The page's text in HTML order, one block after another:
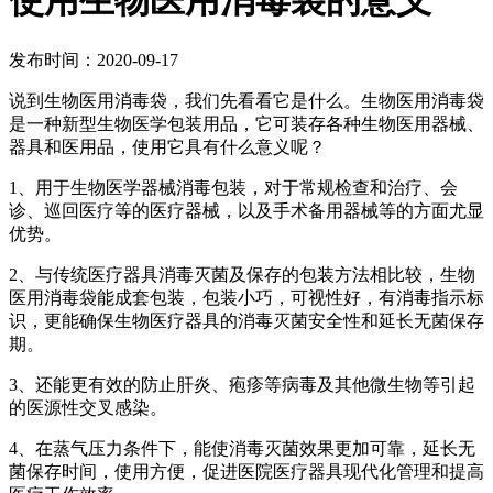
发布时间：2020-09-17
说到生物医用消毒袋，我们先看看它是什么。生物医用消毒袋
是一种新型生物医学包装用品，它可装存各种生物医用器械、
器具和医用品，使用它具有什么意义呢？
1、用于生物医学器械消毒包装，对于常规检查和治疗、会
诊、巡回医疗等的医疗器械，以及手术备用器械等的方面尤显
优势。
2、与传统医疗器具消毒灭菌及保存的包装方法相比较，生物
医用消毒袋能成套包装，包装小巧，可视性好，有消毒指示标
识，更能确保生物医疗器具的消毒灭菌安全性和延长无菌保存
期。
3、还能更有效的防止肝炎、疱疹等病毒及其他微生物等引起
的医源性交叉感染。
4、在蒸气压力条件下，能使消毒灭菌效果更加可靠，延长无
菌保存时间，使用方便，促进医院医疗器具现代化管理和提高